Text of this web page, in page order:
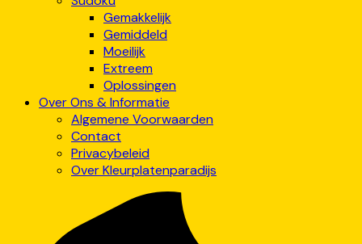
Gemakkelijk
Gemiddeld
Moeilijk
Extreem
Oplossingen
Over Ons & Informatie
Algemene Voorwaarden
Contact
Privacybeleid
Over Kleurplatenparadijs